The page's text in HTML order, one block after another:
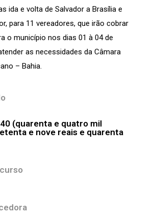
ida e volta de Salvador a Brasília e
para 11 vereadores, que irão cobrar
o município nos dias 01 à 04 de
as necessidades da Câmara
– Bahia.
(quarenta e quatro mil
e nove reais e quarenta